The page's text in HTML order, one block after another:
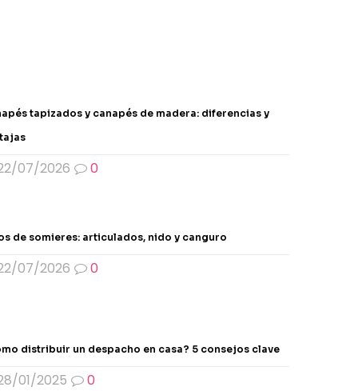
tapizados y canapés de madera: diferencias y
07/2026 0
de somieres: articulados, nido y canguro
07/2026 0
distribuir un despacho en casa? 5 consejos clave
01/2025 0